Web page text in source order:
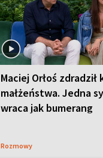
Maciej Orłoś zdradził
małżeństwa. Jedna
wraca jak bumerang
Rozmowy